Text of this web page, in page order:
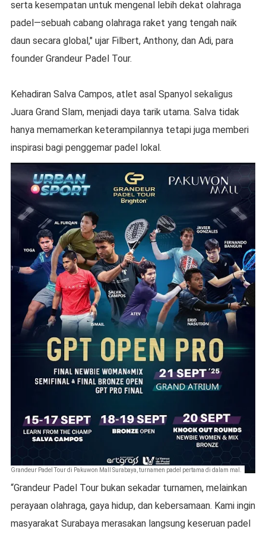
serta kesempatan untuk mengenal lebih dekat olahraga
padel—sebuah cabang olahraga raket yang tengah naik
daun secara global," ujar Filbert, Anthony, dan Adi, para
founder Grandeur Padel Tour.
Kehadiran Salva Campos, atlet asal Spanyol sekaligus
Juara Grand Slam, menjadi daya tarik utama. Salva tidak
hanya memamerkan keterampilannya tetapi juga memberi
inspirasi bagi penggemar padel lokal.
Grandeur Padel Tour di Pakuwon Mall Surabaya, turnamen padel pertama di dalam mal.
“Grandeur Padel Tour bukan sekadar turnamen, melainkan
perayaan olahraga, gaya hidup, dan kebersamaan. Kami ingin
masyarakat Surabaya merasakan langsung keseruan padel